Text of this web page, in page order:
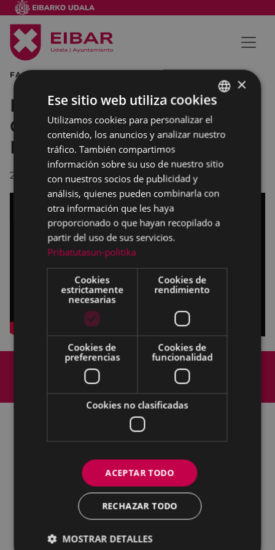
FACTORING DE VERANO FERIA DE OPORTUNIDADES
Nueva edición de la Feria de
Oportunidades de Verano en
Eibar
22/07/2025
Mapa del Sitio
Aviso legal
Accesibilidad
Eibarko Udala - Untzaga plaza, 1 | 20600 Eibar
Tfnoa.: 943 70 84 00 / 010 | Faxa: 943 70 84 16 |
pegora@eibar.eus
IFZ: P2003100A | DIR3 L01200300
BASQUE
SPANISH
×
Ese sitio web utiliza cookies
Utilizamos cookies para personalizar el
contenido, los anuncios y analizar nuestro
tráfico. También compartimos
información sobre su uso de nuestro sitio
con nuestros socios de publicidad y
análisis, quienes pueden combinarla con
otra información que les haya
proporcionado o que hayan recopilado a
partir del uso de sus servicios.
Pribatutasun-politika
Cookies
estrictamente
necesarias
Cookies de
rendimiento
Cookies de
preferencias
Cookies de
funcionalidad
Cookies no clasificadas
ACEPTAR TODO
RECHAZAR TODO
MOSTRAR DETALLES